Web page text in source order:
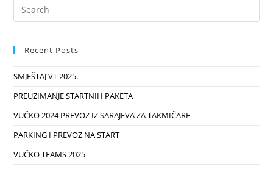
Recent Posts
SMJEŠTAJ VT 2025.
PREUZIMANJE STARTNIH PAKETA
VUČKO 2024 PREVOZ IZ SARAJEVA ZA TAKMIČARE
PARKING I PREVOZ NA START
VUČKO TEAMS 2025